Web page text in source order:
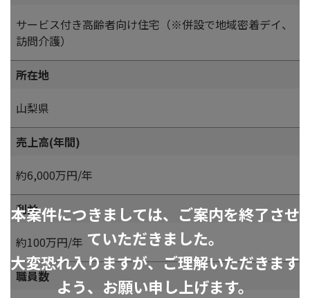
本案件につきましては、ご案内を終了させ
ていただきました。
大変恐れ入りますが、ご理解いただきます
よう、お願い申し上げます。
サービス付き高齢者向け住宅（※併設で地域密着デイ、
訪問介護）
所在地
山梨県
売上高(年間)
約6,000万円/年
利益
約100万円/年
職員数